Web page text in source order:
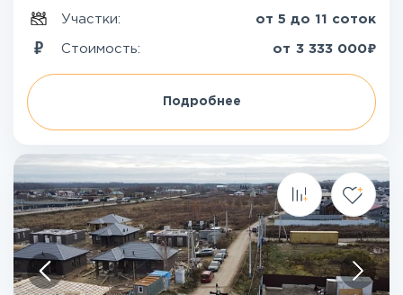
Участки: от 5 до 11 соток
Стоимость: от 3 333 000₽
Подробнее